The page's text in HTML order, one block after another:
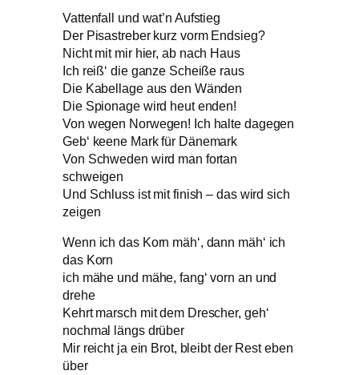
Vattenfall und wat’n Aufstieg
Der Pisastreber kurz vorm Endsieg?
Nicht mit mir hier, ab nach Haus
Ich reiß‘ die ganze Scheiße raus
Die Kabellage aus den Wänden
Die Spionage wird heut enden!
Von wegen Norwegen! Ich halte dagegen
Geb‘ keene Mark für Dänemark
Von Schweden wird man fortan
schweigen
Und Schluss ist mit finish – das wird sich
zeigen
Wenn ich das Korn mäh‘, dann mäh‘ ich
das Korn
ich mähe und mähe, fang‘ vorn an und
drehe
Kehrt marsch mit dem Drescher, geh‘
nochmal längs drüber
Mir reicht ja ein Brot, bleibt der Rest eben
über